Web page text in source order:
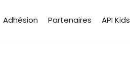
Adhésion Partenaires API Kids